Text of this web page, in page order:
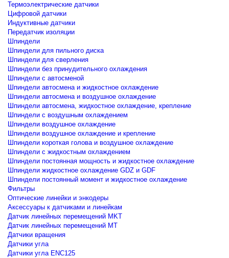
Термоэлектрические датчики
Цифровой датчики
Индуктивные датчики
Передатчик изоляции
Шпиндели
Шпиндели для пильного диска
Шпиндели для сверления
Шпиндели без принудительного охлаждения
Шпиндели с автосменой
Шпиндели автосмена и жидкостное охлаждение
Шпиндели автосмена и воздушное охлаждение
Шпиндели автосмена, жидкостное охлаждение, крепление
Шпиндели с воздушным охлаждением
Шпиндели воздушное охлаждение
Шпиндели воздушное охлаждение и крепление
Шпиндели короткая голова и воздушное охлаждение
Шпиндели с жидкостным охлаждением
Шпиндели постоянная мощность и жидкостное охлаждение
Шпиндели жидкостное охлаждение GDZ и GDF
Шпиндели постоянный момент и жидкостное охлаждение
Фильтры
Оптические линейки и энкодеры
Аксессуары к датчиками и линейкам
Датчик линейных перемещений MKT
Датчик линейных перемещений MT
Датчики вращения
Датчики угла
Датчики угла ENC125